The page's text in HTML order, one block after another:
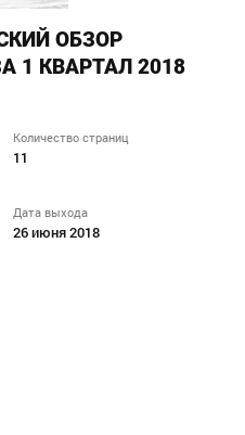
ОБЗОР
1 КВАРТАЛ 2018
Количество страниц
11
Дата выхода
26 июня 2018